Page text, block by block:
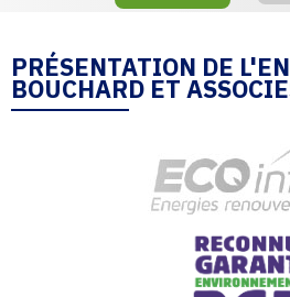
PRÉSENTATION DE
BOUCHARD ET